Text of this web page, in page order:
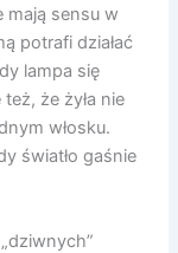
mają sensu w
potrafi działać
lampa się
że żyła nie
włosku.
światło gaśnie